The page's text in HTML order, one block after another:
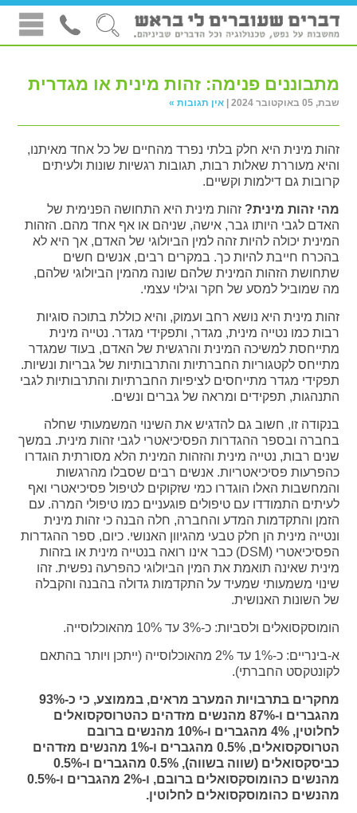
מתבוננים פנימה: זהות מינית או מגדרית
שבת, 05 באוקטובר 2024 | אין תגובות »
זהות מינית היא חלק בלתי נפרד מהחיים של כל אחד מאיתנו,
והיא מעוררת שאלות רבות, תגובות רגשיות שונות ולעיתים
קרובות גם דילמות וקשיים.
מהי זהות מינית? זהות מינית היא התחושה הפנימית של
האדם לגבי היותו גבר, אישה, שניהם או אף אחד מהם. הזהות
המינית יכולה להיות זהה למין הביולוגי של האדם, אך היא לא
בהכרח חייבת להיות כך. במקרים רבים, אנשים חשים
שתחושת הזהות המינית שלהם שונה מהמין הביולוגי שלהם,
מה שמוביל למסע של חקר וגילוי עצמי.
זהות מינית היא נושא רחב ועמוק, והיא כוללת בתוכה סוגיות
רבות כמו נטייה מינית, מגדר, ותפקידי מגדר. נטייה מינית
מתייחסת למשיכה המינית והרגשית של האדם, בעוד שמגדר
מתייחס לקטגוריות החברתיות והתרבותיות של גבריות ונשיות.
תפקידי מגדר מתייחסים לציפיות החברתיות והתרבותיות לגבי
התנהגות, תפקידים ומראה של גברים ונשים.
בנקודה זו, חשוב גם להדגיש את השינוי המשמעותי שחלה
בחברה ובספר ההגדרות הפסיכיאטרי לגבי זהות מינית. במשך
שנים רבות, נטייה מינית והזהות המינית הלא מסורתית הוגדרו
כהפרעות פסיכיאטריות. אנשים רבים שסבלו מהרגשות
והמחשבות האלו הוגדרו כמי שזקוקים לטיפול פסיכיאטרי ואף
לעיתים התמודדו עם טיפולים פוגעניים כמו טיפולי המרה. עם
הזמן והתקדמות המדע והחברה, חלה הבנה כי זהות מינית
ונטייה מינית הן חלק טבעי מהגיוון האנושי. כיום, ספר ההגדרות
הפסיכיאטרי (DSM) כבר אינו רואה בנטייה מינית או בזהות
מינית שאינה תואמת את המין הביולוגי כהפרעה נפשית. זהו
שינוי משמעותי שמעיד על התקדמות גדולה בהבנה והקבלה
של השונות האנושית.
הומוסקסואלים ולסביות: כ-3% עד 10% מהאוכלוסייה.
א-בינריים: כ-1% עד 2% מהאוכלוסייה (ייתכן ויותר בהתאם
לקונטקסט החברתי).
מחקרים בתרבויות המערב מראים, בממוצע, כי כ-93%
מהגברים ו-87% מהנשים מזדהים כהטרוסקסואלים
לחלוטין, 4% מהגברים ו-10% מהנשים ברובם
הטרוסקסואלים, 0.5% מהגברים ו-1% מהנשים מזדהים
כביסקסואלים (שווה בשווה), 0.5% מהגברים ו-0.5%
מהנשים כהומוסקסואלים ברובם, ו-2% מהגברים ו-0.5%
מהנשים כהומוסקסואלים לחלוטין.